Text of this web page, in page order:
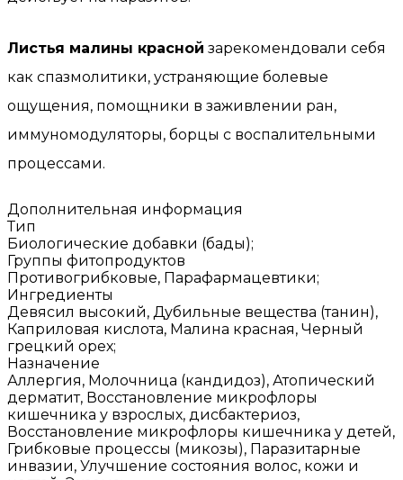
Листья малины красной зарекомендовали себя
как спазмолитики, устраняющие болевые
ощущения, помощники в заживлении ран,
иммуномодуляторы, борцы с воспалительными
процессами.
Дополнительная информация
Тип
Биологические добавки (бады);
Группы фитопродуктов
Противогрибковые, Парафармацевтики;
Ингредиенты
Девясил высокий, Дубильные вещества (танин),
Каприловая кислота, Малина красная, Черный
грецкий орех;
Назначение
Аллергия, Молочница (кандидоз), Атопический
дерматит, Восстановление микрофлоры
кишечника у взрослых, дисбактериоз,
Восстановление микрофлоры кишечника у детей,
Грибковые процессы (микозы), Паразитарные
инвазии, Улучшение состояния волос, кожи и